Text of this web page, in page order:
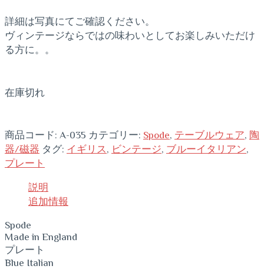
詳細は写真にてご確認ください。
ヴィンテージならではの味わいとしてお楽しみいただけ
る方に。。
在庫切れ
商品コード: A-035 カテゴリー: Spode, テーブルウェア, 陶
器/磁器 タグ: イギリス, ビンテージ, ブルーイタリアン,
プレート
説明
追加情報
Spode
Made in England
プレート
Blue Italian